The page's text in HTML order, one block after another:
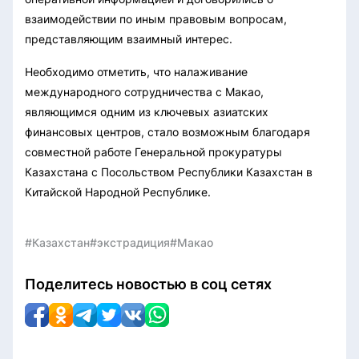
взаимодействии по иным правовым вопросам,
представляющим взаимный интерес.
Необходимо отметить, что налаживание
международного сотрудничества с Макао,
являющимся одним из ключевых азиатских
финансовых центров, стало возможным благодаря
совместной работе Генеральной прокуратуры
Казахстана с Посольством Республики Казахстан в
Китайской Народной Республике.
#Казахстан#экстрадиция#Макао
Поделитесь новостью в соц сетях